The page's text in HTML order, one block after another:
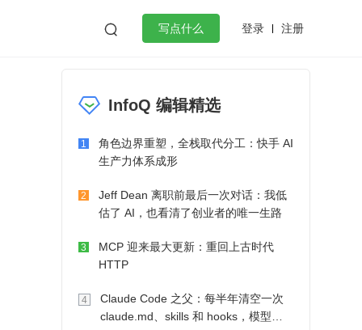
 写点什么 登录 注册
微服务架构 flutter
InfoQ 编辑精选
1
角色边界重塑，全栈取代分工：快手 AI
生产力体系成形
2
Jeff Dean 离职前最后一次对话：我低
估了 AI，也看清了创业者的唯一生路
3
MCP 迎来最大更新：重回上古时代
HTTP
4
Claude Code 之父：每半年清空一次
claude.md、skills 和 hooks，模型自